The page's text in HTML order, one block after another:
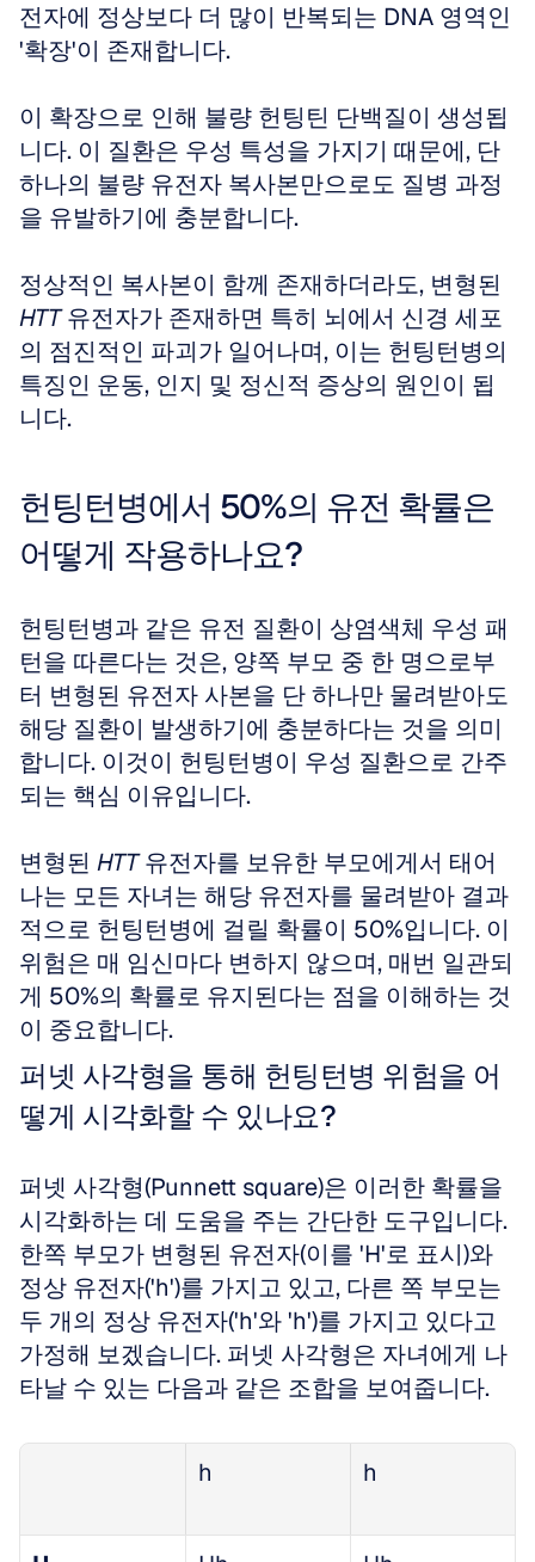
전자에 정상보다 더 많이 반복되는 DNA 영역인
'확장'이 존재합니다.
이 확장으로 인해 불량 헌팅틴 단백질이 생성됩
니다. 이 질환은 우성 특성을 가지기 때문에, 단
하나의 불량 유전자 복사본만으로도 질병 과정
을 유발하기에 충분합니다.
HTT 유전자가 존재하면 특히 뇌에서 신경 세포
의 점진적인 파괴가 일어나며, 이는 헌팅턴병의
특징인 운동, 인지 및 정신적 증상의 원인이 됩
니다.
헌팅턴병에서 50%의 유전 확률은
어떻게 작용하나요?
헌팅턴병과 같은 유전 질환이 상염색체 우성 패
턴을 따른다는 것은, 양쪽 부모 중 한 명으로부
터 변형된 유전자 사본을 단 하나만 물려받아도
해당 질환이 발생하기에 충분하다는 것을 의미
합니다. 이것이 헌팅턴병이 우성 질환으로 간주
되는 핵심 이유입니다.
변형된 HTT 유전자를 보유한 부모에게서 태어
나는 모든 자녀는 해당 유전자를 물려받아 결과
적으로 헌팅턴병에 걸릴 확률이 50%입니다. 이
위험은 매 임신마다 변하지 않으며, 매번 일관되
게 50%의 확률로 유지된다는 점을 이해하는 것
이 중요합니다.
퍼넷 사각형을 통해 헌팅턴병 위험을 어
떻게 시각화할 수 있나요?
퍼넷 사각형(Punnett square)은 이러한 확률을
시각화하는 데 도움을 주는 간단한 도구입니다.
한쪽 부모가 변형된 유전자(이를 'H'로 표시)와
정상 유전자('h')를 가지고 있고, 다른 쪽 부모는
두 개의 정상 유전자('h'와 'h')를 가지고 있다고
가정해 보겠습니다. 퍼넷 사각형은 자녀에게 나
타날 수 있는 다음과 같은 조합을 보여줍니다.
h h